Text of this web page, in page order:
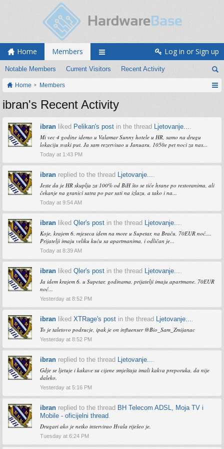
Home Members
Notable Members Current Visitors Recent Activity
Log in or Sign up
Home Members
ibran's Recent Activity
ibran liked Pelikan's post in the thread Ljetovanje....
Mi vec 4 godine idemo u Valamar Sunny hotele u HR, samo na drugu
lokaciju svaki put. Ja sam rezervisao u Januaru, 1050e pet noci za nas...
Today at 1:43 PM
ibran replied to the thread Ljetovanje....
Jeste da je HR skuplja za 100% od BiH što se tiće hrane po restoranima, ali
čekanje na granici satra po par sati na izlazu, a tako i na...
Today at 9:54 AM
ibran liked Qler's post in the thread Ljetovanje....
Koje, krajem 6. mjeseca idem na more u Supetar, na Braču, 70EUR noć....
Prijatelji imaju veliku kuću sa apartmanima, i odličan je...
Today at 8:39 AM
ibran liked Qler's post in the thread Ljetovanje....
Ja idem krajem 6. u Supetar, godinama, prijatelji imaju apartmane. 70EUR
noć...
Yesterday at 8:52 PM
ibran liked XTRage's post in the thread Ljetovanje....
To je taletovo podrucje, ipak je on influenser @Bio_Sam_Zmijanac
Yesterday at 8:52 PM
ibran replied to the thread Ljetovanje....
Gdje se ljetuje i kakave su cijene smještaja imali kakva preporuka, da nije
daleko.
Yesterday at 5:16 PM
ibran replied to the thread BH Telecom ADSL, Moja TV i
Mobile - oficijelni thread.
Drugari ako je netko intervirao Hvala riješeo je.
Tuesday at 6:24 PM